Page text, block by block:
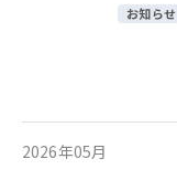
お知らせ
2026年05月